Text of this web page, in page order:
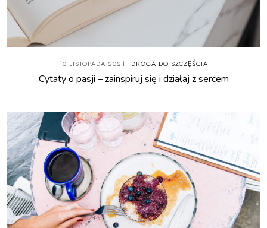
10 LISTOPADA 2021 DROGA DO SZCZĘŚCIA
Cytaty o pasji – zainspiruj się i działaj z sercem